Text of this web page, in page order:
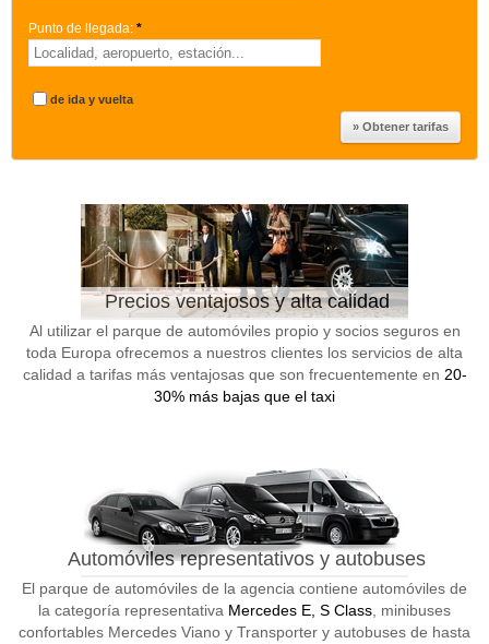
Punto de llegada: *
de ida y vuelta
Precios ventajosos y alta calidad
Al utilizar el parque de automóviles propio y socios seguros en
toda Europa ofrecemos a nuestros clientes los servicios de alta
calidad a tarifas más ventajosas que son frecuentemente en 20-
30% más bajas que el taxi
Automóviles representativos y autobuses
El parque de automóviles de la agencia contiene automóviles de
la categoría representativa Mercedes E, S Class , minibuses
confortables Mercedes Viano y Transporter y autobuses de hasta